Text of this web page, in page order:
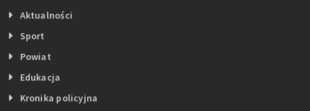
Aktualności
Sport
Powiat
Edukacja
Kronika policyjna